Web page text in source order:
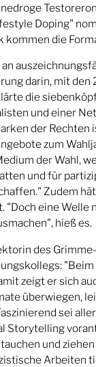
Doping"
kommen die
darin, mit den
die
und einer
der
zum
der Wahl,
und für
Zudem
"Doch eine Welle
hieß es.
des
zeigt er sich
überwiegen,
sei
Storytelling
und
Arbeiten